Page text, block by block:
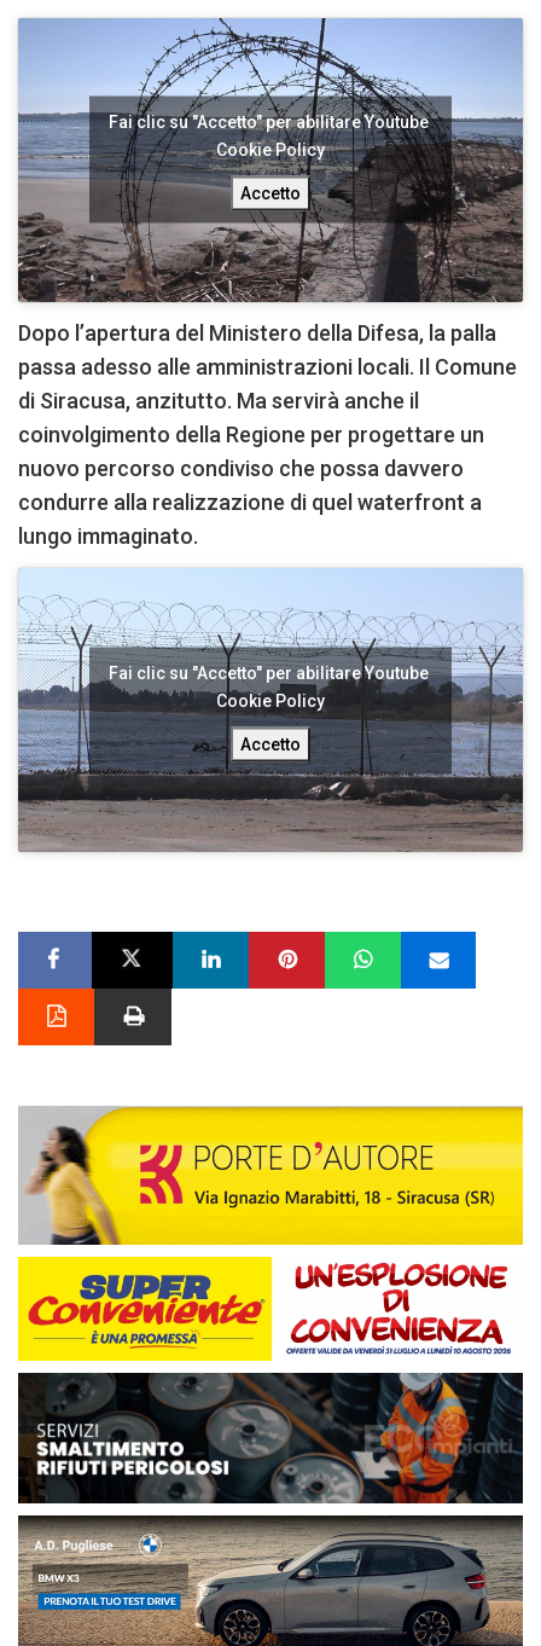
Fai clic su "Accetto" per abilitare Youtube
Cookie Policy
Accetto
Dopo l’apertura del Ministero della Difesa, la palla
passa adesso alle amministrazioni locali. Il Comune
di Siracusa, anzitutto. Ma servirà anche il
coinvolgimento della Regione per progettare un
nuovo percorso condiviso che possa davvero
condurre alla realizzazione di quel waterfront a
lungo immaginato.
Fai clic su "Accetto" per abilitare Youtube
Cookie Policy
Accetto